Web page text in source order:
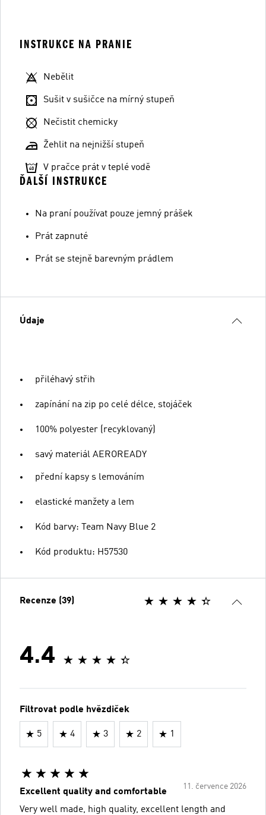
INSTRUKCE NA PRANIE
Nebělit
Sušit v sušičce na mírný stupeň
Nečistit chemicky
Žehlit na nejnižší stupeň
V pračce prát v teplé vodě
ĎALŠÍ INSTRUKCE
Na praní používat pouze jemný prášek
Prát zapnuté
Prát se stejně barevným prádlem
Údaje
přiléhavý střih
zapínání na zip po celé délce, stojáček
100% polyester (recyklovaný)
savý materiál AEROREADY
přední kapsy s lemováním
elastické manžety a lem
Kód barvy: Team Navy Blue 2
Kód produktu: H57530
Recenze (39)
4.4
Filtrovat podle hvězdiček
5 4 3 2 1
11. července 2026
Excellent quality and comfortable
Very well made, high quality, excellent length and